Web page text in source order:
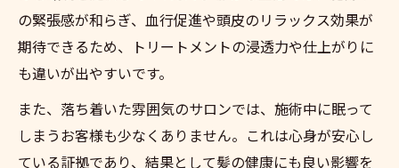
の緊張感が和らぎ、血行促進や頭皮のリラックス効果が
期待できるため、トリートメントの浸透力や仕上がりに
も違いが出やすいです。
また、落ち着いた雰囲気のサロンでは、施術中に眠って
しまうお客様も少なくありません。これは心身が安心し
ている証拠であり、結果として髪の健康にも良い影響を